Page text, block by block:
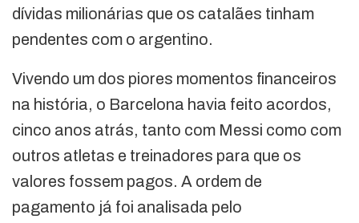
dívidas milionárias que os catalães tinham
pendentes com o argentino.
Vivendo um dos piores momentos financeiros
na história, o Barcelona havia feito acordos,
cinco anos atrás, tanto com Messi como com
outros atletas e treinadores para que os
valores fossem pagos. A ordem de
pagamento já foi analisada pelo